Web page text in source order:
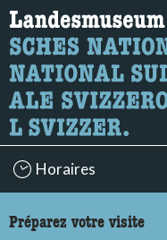
Recherche
Ici, vous pouvez
Horaires
Préparez votre visite